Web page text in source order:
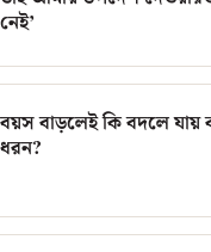
নেই’
বয়স বাড়লেই কি বদলে যায়
ধরন?